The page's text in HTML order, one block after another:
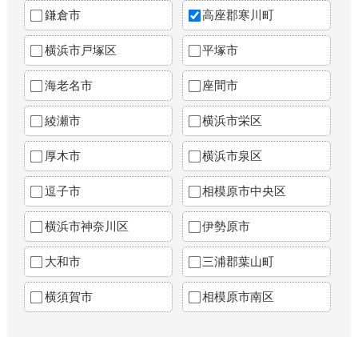
鎌倉市 高座郡寒川町
横浜市戸塚区 平塚市
海老名市 座間市
綾瀬市 横浜市栄区
厚木市 横浜市泉区
逗子市 相模原市中央区
横浜市神奈川区 伊勢原市
大和市 三浦郡葉山町
横須賀市 相模原市南区